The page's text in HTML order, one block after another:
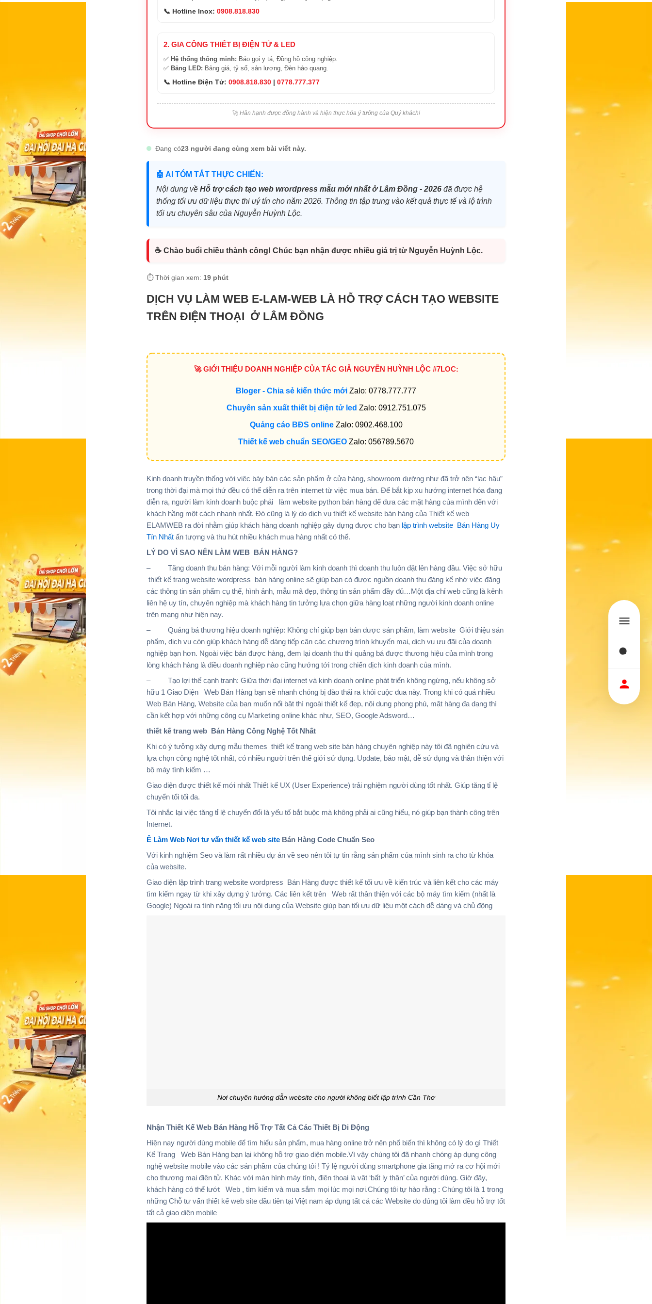
📞 Hotline Inox: 0908.818.830
2. GIA CÔNG THIẾT BỊ ĐIỆN TỬ & LED
✅ Hệ thống thông minh: Báo gọi y tá, Đồng hồ công nghiệp.
✅ Bảng LED: Bảng giá, tỷ số, sản lượng, Đèn hào quang.
📞 Hotline Điện Tử: 0908.818.830 | 0778.777.377
🚀 Hân hạnh được đồng hành và hiện thực hóa ý tưởng của Quý khách!
Đang có23 người đang cùng xem bài viết này.
🤖 AI TÓM TẮT THỰC CHIẾN:
Nội dung về Hỗ trợ cách tạo web wrordpress mẫu mới nhất ở Lâm Đồng - 2026 đã được hệ
thống tối ưu dữ liệu thực thi uý tín cho năm 2026. Thông tin tập trung vào kết quả thực tế và lộ trình
tối ưu chuyên sâu của Nguyễn Huỳnh Lộc.
☕ Chào buổi chiều thành công! Chúc bạn nhận được nhiều giá trị từ Nguyễn Huỳnh Lộc.
⏱️ Thời gian xem: 19 phút
DỊCH VỤ LÀM WEB E-LAM-WEB LÀ HỖ TRỢ CÁCH TẠO WEBSITE
TRÊN ĐIỆN THOẠI Ở LÂM ĐỒNG
🚀 GIỚI THIỆU DOANH NGHIỆP CỦA TÁC GIẢ NGUYỄN HUỲNH LỘC #7LOC:
Bloger - Chia sẻ kiến thức mới Zalo: 0778.777.777
Chuyên sản xuất thiết bị điện tử led Zalo: 0912.751.075
Quảng cáo BĐS onlineZalo: 0902.468.100
Thiết kế web chuẩn SEO/GEO Zalo: 056789.5670
Kinh doanh truyền thống với việc bày bán các sản phẩm ở cửa hàng, showroom dường như đã trở nên “lạc hậu”
trong thời đại mà mọi thứ đều có thể diễn ra trên internet từ việc mua bán. Để bắt kịp xu hướng internet hóa đang
diễn ra, người làm kinh doanh buộc phải làm website python bán hàng để đưa các mặt hàng của mình đến với
khách hầng một cách nhanh nhất. Đó cũng là lý do dịch vụ thiết kế website bán hàng của Thiết kế web
ELAMWEB ra đời nhằm giúp khách hàng doanh nghiệp gây dựng được cho bạn lập trình website Bán Hàng Uy
Tín Nhất ấn tượng và thu hút nhiều khách mua hàng nhất có thể.
LÝ DO VÌ SAO NÊN LÀM WEB BÁN HÀNG?
– Tăng doanh thu bán hàng: Với mỗi người làm kinh doanh thì doanh thu luôn đặt lên hàng đầu. Việc sở hữu
thiết kế trang website wordpress bán hàng online sẽ giúp bạn có được nguồn doanh thu đáng kể nhờ việc đăng
các thông tin sản phẩm cụ thể, hình ảnh, mẫu mã đẹp, thông tin sản phẩm đầy đủ…Một địa chỉ web cũng là kênh
liên hệ uy tín, chuyên nghiệp mà khách hàng tin tưởng lựa chọn giữa hàng loạt những người kinh doanh online
trên mạng như hiện nay.
– Quảng bá thương hiệu doanh nghiệp: Không chỉ giúp bạn bán được sản phẩm, làm website Giới thiệu sản
phẩm, dịch vụ còn giúp khách hàng dễ dàng tiếp cận các chương trình khuyến mại, dịch vụ ưu đãi của doanh
nghiệp bạn hơn. Ngoài việc bán được hàng, đem lại doanh thu thì quảng bá được thương hiệu của mình trong
lòng khách hàng là điều doanh nghiêp nào cũng hướng tới trong chiến dịch kinh doanh của mình.
– Tạo lợi thế cạnh tranh: Giữa thời đại internet và kinh doanh online phát triển không ngừng, nếu không sở
hữu 1 Giao Diện Web Bán Hàng bạn sẽ nhanh chóng bị đào thải ra khỏi cuộc đua này. Trong khi có quá nhiều
Web Bán Hàng, Website của bạn muốn nổi bật thì ngoài thiết kế đẹp, nội dung phong phú, mặt hàng đa dạng thì
cần kết hợp với những công cụ Marketing online khác như, SEO, Google Adsword…
thiết kế trang web Bán Hàng Công Nghệ Tốt Nhất
Khi có ý tưởng xây dựng mẫu themes thiết kế trang web site bán hàng chuyên nghiệp này tôi đã nghiên cứu và
lựa chọn công nghệ tốt nhất, có nhiều người trên thế giới sử dụng. Update, bảo mật, dễ sử dụng và thân thiện với
bộ máy tình kiếm …
Giao diện được thiết kế mới nhất Thiết kế UX (User Experience) trải nghiệm người dùng tốt nhất. Giúp tăng tỉ lệ
chuyển tổi tối đa.
Tôi nhắc lại việc tăng tỉ lệ chuyển đổi là yếu tố bắt buộc mà không phải ai cũng hiểu, nó giúp bạn thành công trên
Internet.
Ê Làm Web Nơi tư vấn thiết kế web site Bán Hàng Code Chuẩn Seo
Với kinh nghiệm Seo và làm rất nhiều dự án về seo nên tôi tự tin rằng sản phẩm của mình sinh ra cho từ khóa
của website.
Giao diện lập trình trang website wordpress Bán Hàng được thiết kế tối ưu về kiến trúc và liên kết cho các máy
tìm kiếm ngay từ khi xây dựng ý tưởng. Các liên kết trên Web rất thân thiện với các bộ máy tìm kiếm (nhất là
Google) Ngoài ra tính năng tối ưu nội dung của Website giúp bạn tối ưu dữ liệu một cách dễ dàng và chủ động
Nơi chuyên hướng dẫn website cho người không biết lập trình Cần Thơ
Nhận Thiết Kế Web Bán Hàng Hỗ Trợ Tất Cả Các Thiết Bị Di Động
Hiện nay người dùng mobile để tìm hiểu sản phẩm, mua hàng online trở nên phổ biến thì không có lý do gì Thiết
Kế Trang Web Bán Hàng bạn lại không hỗ trợ giao diện mobile.Vì vậy chúng tôi đã nhanh chóng áp dụng công
nghệ website mobile vào các sản phầm của chúng tôi ! Tỷ lệ người dùng smartphone gia tăng mở ra cơ hội mới
cho thương mại điện tử. Khác với màn hình máy tính, điện thoại là vật ‘bất ly thân’ của người dùng. Giờ đây,
khách hàng có thể lướt Web , tìm kiếm và mua sắm mọi lúc mọi nơi.Chúng tôi tự hào rằng : Chúng tôi là 1 trong
những Chỗ tư vấn thiết kế web site đầu tiên tại Việt nam áp dụng tất cả các Website do dúng tôi làm đều hỗ trợ tốt
tất cả giao diện mobile